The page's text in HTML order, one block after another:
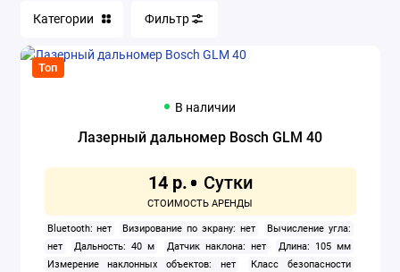
Категории Фильтр
Топ
В наличии
Лазерный дальномер Bosch GLM 40
14 р.
Bluetooth: нет Визирование по экрану: нет
Вычисление угла:
нет
Дальность: 40 м Датчик наклона: нет
Длина: 105 мм
Измерение наклонных объектов: нет
Класс безопасности